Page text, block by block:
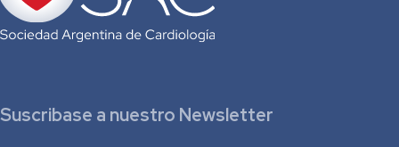
Suscribase a nuestro Newsletter